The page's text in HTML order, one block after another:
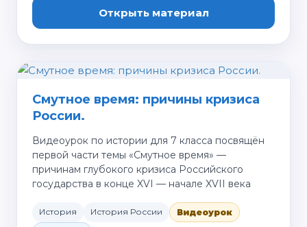
Открыть материал
Смутное время: причины кризиса
России.
Видеоурок по истории для 7 класса посвящён
первой части темы «Смутное время» —
причинам глубокого кризиса Российского
государства в конце XVI — начале XVII века
История История России Видеоурок